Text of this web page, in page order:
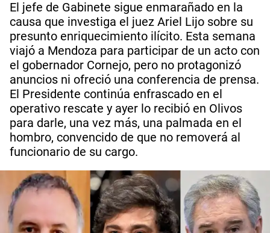
El jefe de Gabinete sigue enmarañado en la
causa que investiga el juez Ariel Lijo sobre su
presunto enriquecimiento ilícito. Esta semana
viajó a Mendoza para participar de un acto con
el gobernador Cornejo, pero no protagonizó
anuncios ni ofreció una conferencia de prensa.
El Presidente continúa enfrascado en el
operativo rescate y ayer lo recibió en Olivos
para darle, una vez más, una palmada en el
hombro, convencido de que no removerá al
funcionario de su cargo.